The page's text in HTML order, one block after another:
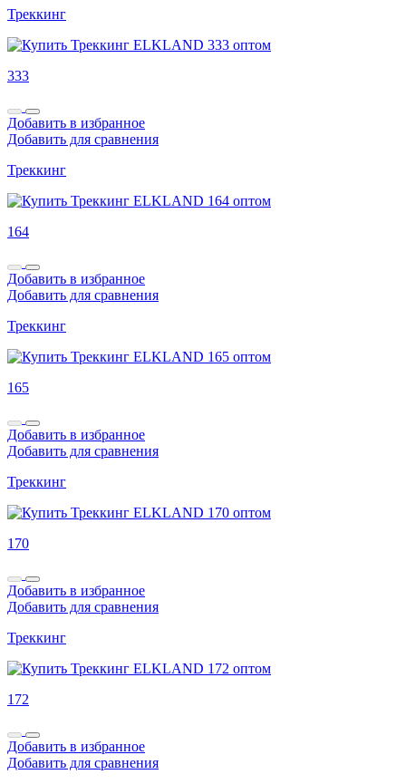
Треккинг
333
Добавить в избранное
Добавить для сравнения
Треккинг
164
Добавить в избранное
Добавить для сравнения
Треккинг
165
Добавить в избранное
Добавить для сравнения
Треккинг
170
Добавить в избранное
Добавить для сравнения
Треккинг
172
Добавить в избранное
Добавить для сравнения